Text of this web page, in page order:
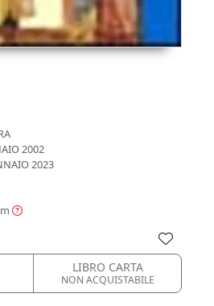
2002
2023
LIBRO CARTA
NON ACQUISTABILE